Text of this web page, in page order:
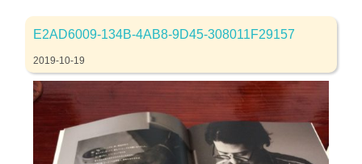
E2AD6009-134B-4AB8-9D45-308011F29157
2019-10-19